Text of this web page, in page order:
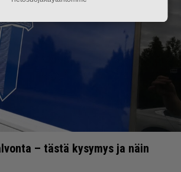
– tästä kysymys ja näin